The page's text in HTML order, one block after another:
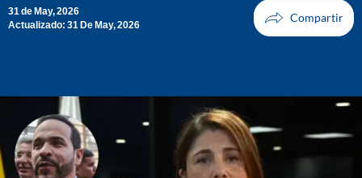
31 de May, 2026
Actualizado: 31 De May, 2026